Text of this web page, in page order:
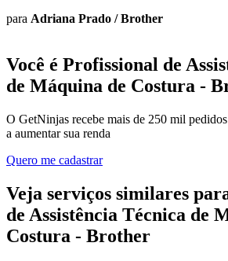
para Adriana Prado /Brother
Você é Profissional de
de Máquina de Costura -
O GetNinjas recebe mais de 250 mil
a aumentar sua renda
Quero me cadastrar
Veja serviços similares
de Assistência Técnica de
Costura - Brother